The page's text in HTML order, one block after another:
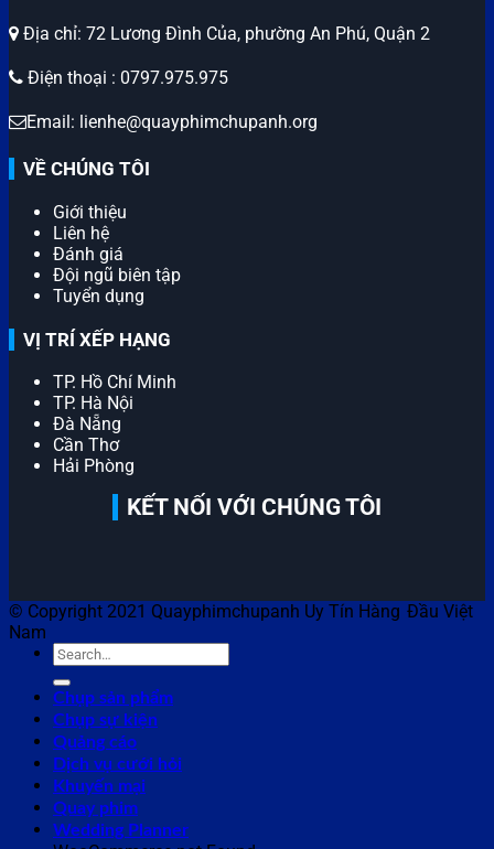
Địa chỉ: 72 Lương Đình Của, phường An Phú, Quận 2
Điện thoại : 0797.975.975
Email: lienhe@quayphimchupanh.org
VỀ CHÚNG TÔI
Giới thiệu
Liên hệ
Đánh giá
Đội ngũ biên tập
Tuyển dụng
VỊ TRÍ XẾP HẠNG
TP. Hồ Chí Minh
TP. Hà Nội
Đà Nẵng
Cần Thơ
Hải Phòng
KẾT NỐI VỚI CHÚNG TÔI
© Copyright 2021 Quayphimchupanh Uy Tín Hàng Đầu Việt
Nam
Chụp sản phẩm
Chụp sự kiện
Quảng cáo
Dịch vụ cưới hỏi
Khuyến mại
Quay phim
Wedding Planner